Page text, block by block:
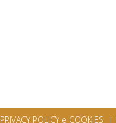
PRIVACY POLICY e COOKIES